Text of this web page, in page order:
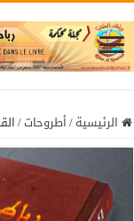
الرئيسية/أطروحات/